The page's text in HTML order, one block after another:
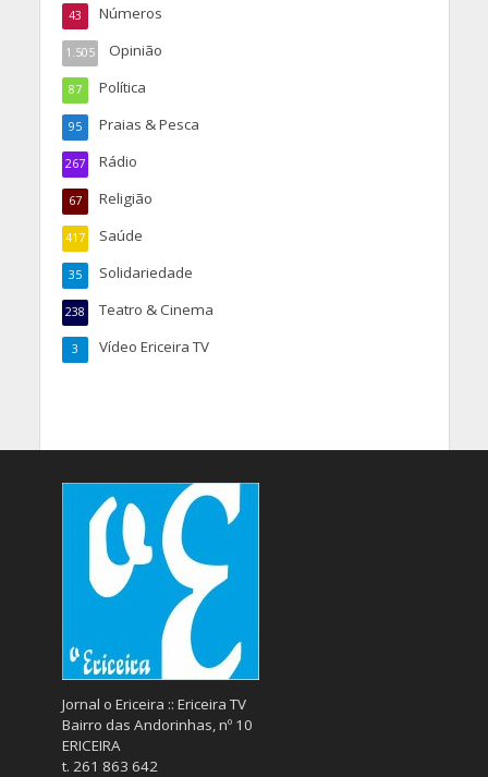
Números
43
Opinião
1.505
Política
87
Praias & Pesca
95
Rádio
267
Religião
67
Saúde
417
Solidariedade
35
Teatro & Cinema
238
Vídeo Ericeira TV
3
Jornal o Ericeira :: Ericeira TV
Bairro das Andorinhas, nº 10
ERICEIRA
t. 261 863 642